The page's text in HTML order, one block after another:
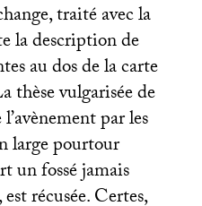
traité avec la
la description de
au dos de la carte
thèse vulgarisée de
par les
large pourtour
un fossé jamais
récusée. Certes,